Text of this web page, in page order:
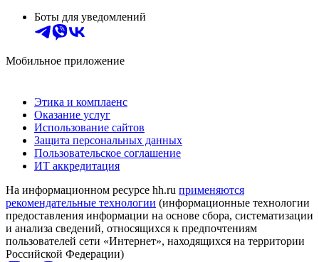
Боты для уведомлений
Мобильное приложение
Этика и комплаенс
Оказание услуг
Использование сайтов
Защита персональных данных
Пользовательское соглашение
ИТ аккредитация
На информационном ресурсе hh.ru применяются
рекомендательные технологии (информационные технологии
предоставления информации на основе сбора, систематизации
и анализа сведений, относящихся к предпочтениям
пользователей сети «Интернет», находящихся на территории
Российской Федерации)